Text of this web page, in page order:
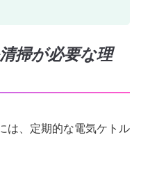
掃が必要な理
は、定期的な電気ケトル